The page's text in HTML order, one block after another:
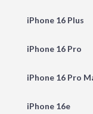
iPhone 16 Plus
iPhone 16 Pro
iPhone 16 Pro
iPhone 16e